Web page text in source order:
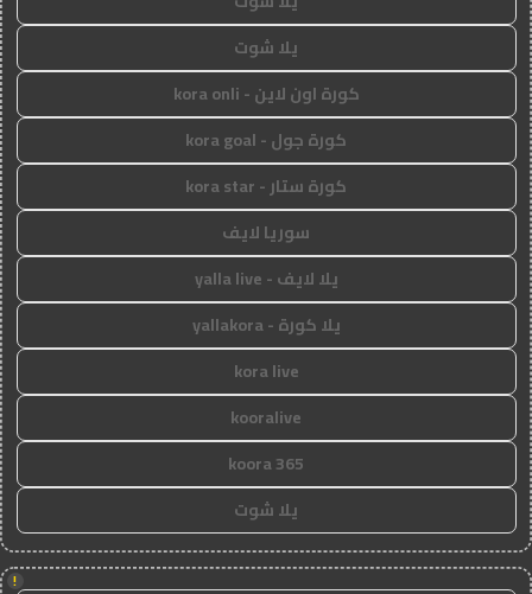
يلا شوت
كورة اون لاين - kora onli
كورة جول - kora goal
كورة ستار - kora star
سوريا لايف
يلا لايف - yalla live
يلا كورة - yallakora
kora live
kooralive
koora 365
يلا شوت
!